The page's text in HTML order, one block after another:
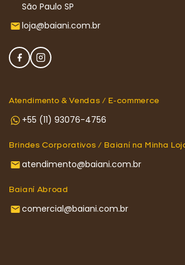
São Paulo SP
loja@baiani.com.br
Atendimento & Vendas / E-commerce
+55 (11) 93076-4756
Brindes Corporativos / Baianí na Minha
atendimento@baiani.com.br
Baianí Abroad
comercial@baiani.com.br